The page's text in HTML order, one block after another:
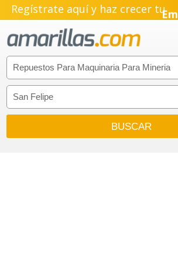
Regístrate aquí y haz crecer tu